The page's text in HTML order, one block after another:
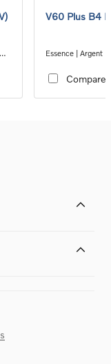
V60 Plus B4
Essence | Argent
Comparer